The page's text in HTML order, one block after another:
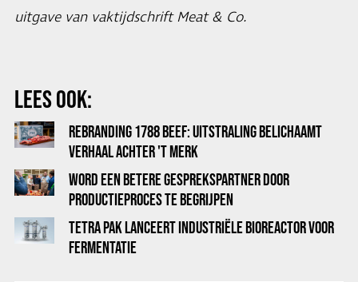
uitgave van vaktijdschrift Meat & Co.
LEES OOK:
REBRANDING 1788 BEEF: UITSTRALING BELICHAAMT
VERHAAL ACHTER 'T MERK
WORD EEN BETERE GESPREKSPARTNER DOOR
PRODUCTIEPROCES TE BEGRIJPEN
TETRA PAK LANCEERT INDUSTRIËLE BIOREACTOR VOOR
FERMENTATIE